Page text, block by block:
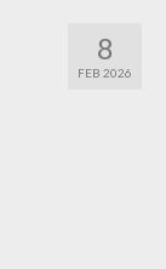
8
FEB 2026